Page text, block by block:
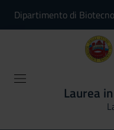
Dipartimento di
Laurea